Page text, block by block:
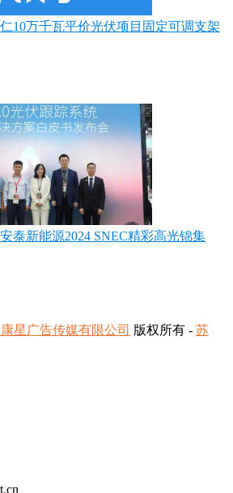
10万千瓦平价光伏项目固定可调支架
泰新能源2024 SNEC精彩高光锦集
星广告传媒有限公司 版权所有 - 苏